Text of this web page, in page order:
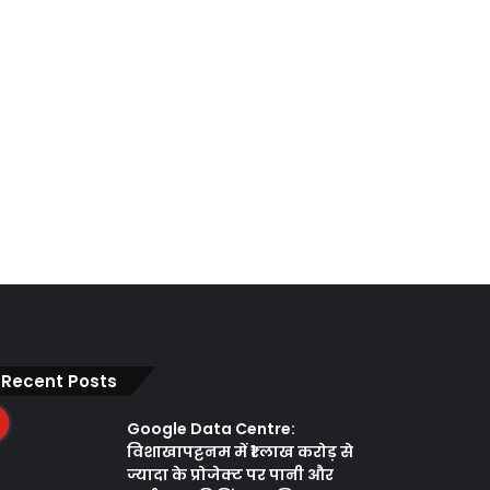
Recent Posts
Google Data Centre:
विशाखापट्टनम में ₹1 लाख करोड़ से
ज्यादा के प्रोजेक्ट पर पानी और